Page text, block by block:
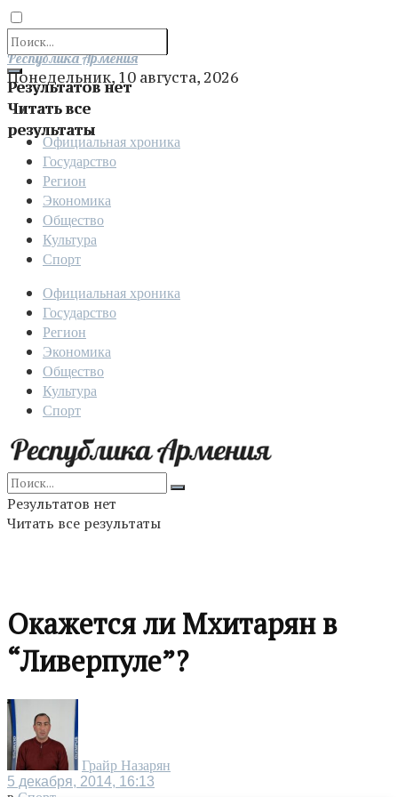
Результатов нет
Читать все
результаты
Отправить
Республика Армения
Понедельник, 10 августа, 2026
Официальная хроника
Государство
Регион
Экономика
Общество
Культура
Спорт
Официальная хроника
Государство
Регион
Экономика
Общество
Культура
Спорт
Результатов нет
Читать все результаты
Окажется ли Мхитарян в
“Ливерпуле”?
Грайр Назарян
5 декабря, 2014, 16:13